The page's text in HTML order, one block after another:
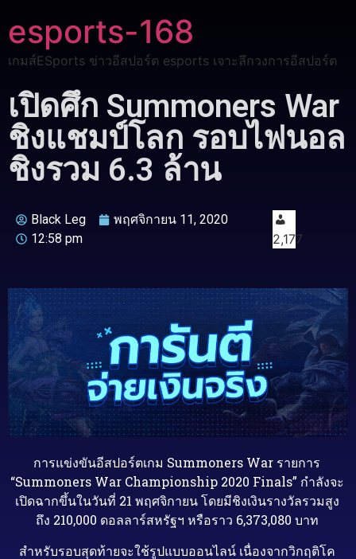
esports-168
เกมส์ESports ข่าวอีสปอร์ต esports เจาะลึกวงการอีสปอร์ต
เปิดศึก Summoners War
ชิงแชมป์โลก รอบไฟนอล
ชิงรวม 6.3 ล้าน
Black Leg
พฤศจิกายน 11, 2020
12:58 pm
2,177
การแข่งขันอีสปอร์ตเกม Summoners War รายการ
“Summoners War Championship 2020 Finals” กำลังจะ
เปิดฉากขึ้นในวันที่ 21 พฤศจิกายน โดยมีชิงเงินรางวัลรวมสูง
ถึง 210,000 ดอลลาร์สหรัฐฯ หรือราว 6,373,080 บาท
สำหรับรอบสุดท้ายจะใช้รูปแบบออนไลน์ เนื่องจากวิกฤติโค